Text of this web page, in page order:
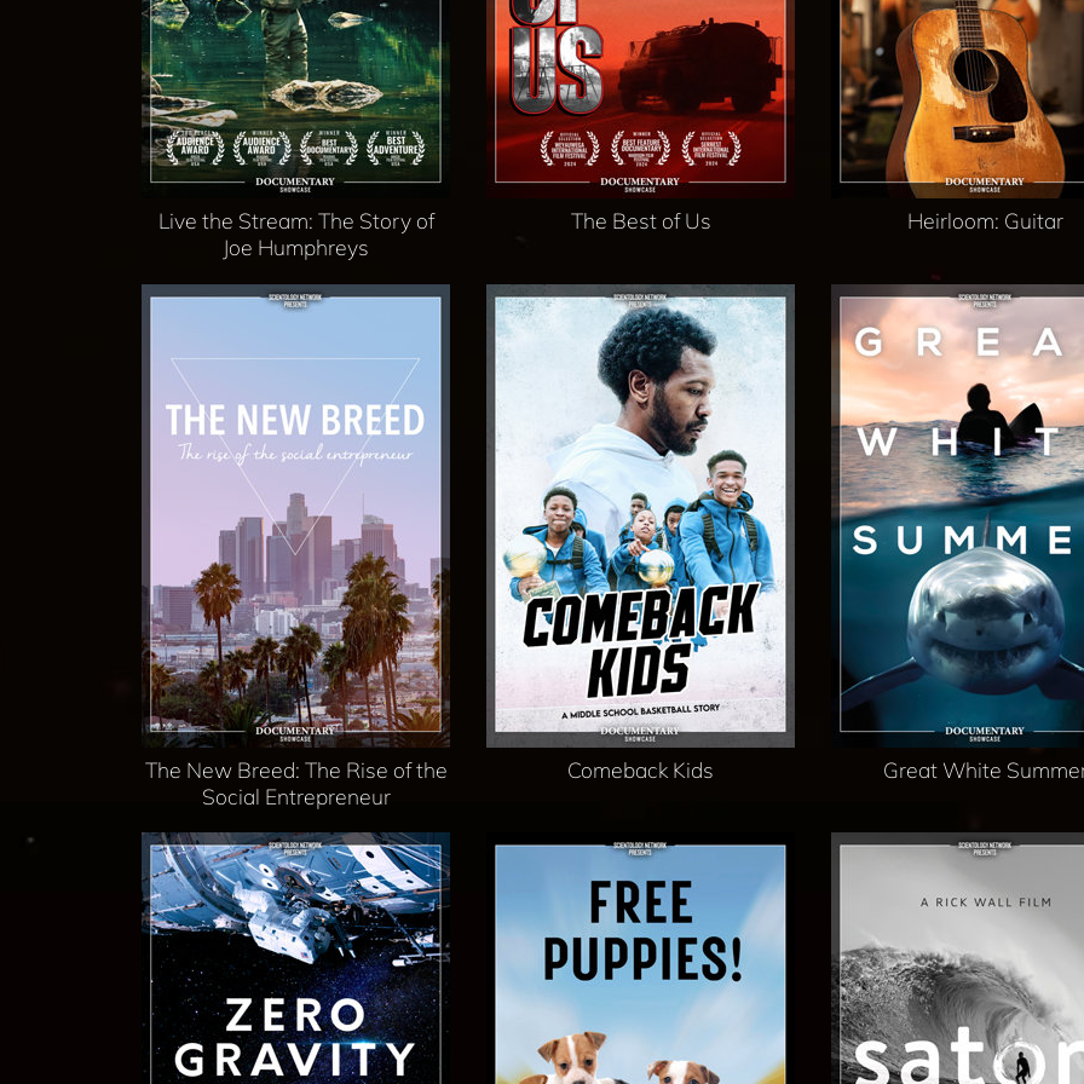
Live the Stream: The Story of
Joe Humphreys
The Best of Us Heirloom: Guitar
The New Breed: The Rise of the
Social Entrepreneur
Comeback Kids Great White